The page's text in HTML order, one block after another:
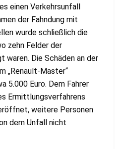
einen Verkehrsunfall
der Fahndung mit
wurde schließlich die
zehn Felder der
waren. Die Schäden an der
„Renault-Master“
5.000 Euro. Dem Fahrer
Ermittlungsverfahrens
weitere Personen
dem Unfall nicht